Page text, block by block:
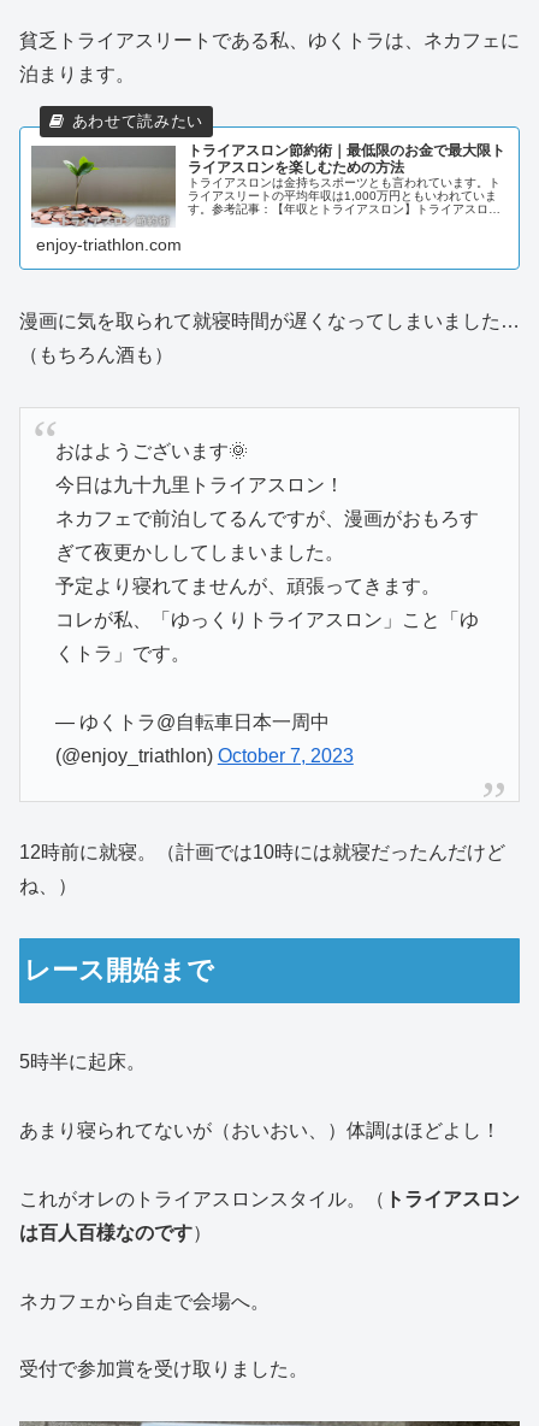
貧乏トライアスリートである私、ゆくトラは、ネカフェに
泊まります。
トライアスロン節約術｜最低限のお金で最大限ト
ライアスロンを楽しむための方法
トライアスロンは金持ちスポーツとも言われています。ト
ライアスリートの平均年収は1,000万円ともいわれていま
す。参考記事：【年収とトライアスロン】トライアスロン
enjoy-triathlon.com
漫画に気を取られて就寝時間が遅くなってしまいました…
（もちろん酒も）
おはようございます🌞
今日は九十九里トライアスロン！
ネカフェで前泊してるんですが、漫画がおもろす
ぎて夜更かししてしまいました。
予定より寝れてませんが、頑張ってきます。
コレが私、「ゆっくりトライアスロン」こと「ゆ
くトラ」です。
— ゆくトラ@自転車日本一周中
(@enjoy_triathlon) October 7, 2023
12時前に就寝。（計画では10時には就寝だったんだけど
ね、）
レース開始まで
5時半に起床。
あまり寝られてないが（おいおい、）体調はほどよし！
これがオレのトライアスロンスタイル。（ トライアスロン
は百人百様なのです）
ネカフェから自走で会場へ。
受付で参加賞を受け取りました。